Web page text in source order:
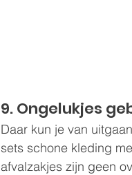
9. Ongelukjes
Daar kun je van
sets schone kleding
afvalzakjes zijn geen